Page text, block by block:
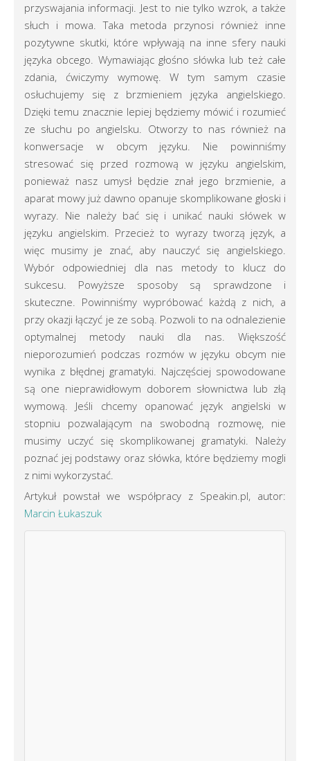
przyswajania informacji. Jest to nie tylko wzrok, a także
słuch i mowa. Taka metoda przynosi również inne
pozytywne skutki, które wpływają na inne sfery nauki
języka obcego. Wymawiając głośno słówka lub też całe
zdania, ćwiczymy wymowę. W tym samym czasie
osłuchujemy się z brzmieniem języka angielskiego.
Dzięki temu znacznie lepiej będziemy mówić i rozumieć
ze słuchu po angielsku. Otworzy to nas również na
konwersacje w obcym języku. Nie powinniśmy
stresować się przed rozmową w języku angielskim,
ponieważ nasz umysł będzie znał jego brzmienie, a
aparat mowy już dawno opanuje skomplikowane głoski i
wyrazy. Nie należy bać się i unikać nauki słówek w
języku angielskim. Przecież to wyrazy tworzą język, a
więc musimy je znać, aby nauczyć się angielskiego.
Wybór odpowiedniej dla nas metody to klucz do
sukcesu. Powyższe sposoby są sprawdzone i
skuteczne. Powinniśmy wypróbować każdą z nich, a
przy okazji łączyć je ze sobą. Pozwoli to na odnalezienie
optymalnej metody nauki dla nas. Większość
nieporozumień podczas rozmów w języku obcym nie
wynika z błędnej gramatyki. Najczęściej spowodowane
są one nieprawidłowym doborem słownictwa lub złą
wymową. Jeśli chcemy opanować język angielski w
stopniu pozwalającym na swobodną rozmowę, nie
musimy uczyć się skomplikowanej gramatyki. Należy
poznać jej podstawy oraz słówka, które będziemy mogli
z nimi wykorzystać.
Artykuł powstał we współpracy z Speakin.pl, autor:
Marcin Łukaszuk